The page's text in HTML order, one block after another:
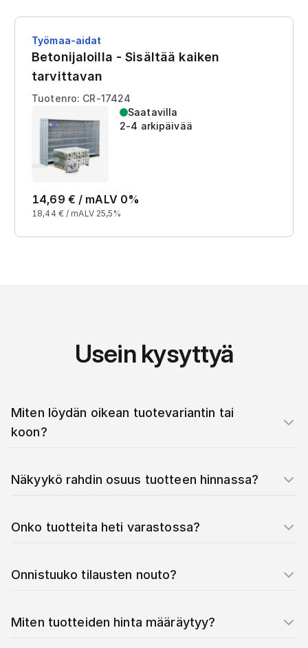
Työmaa-aidat
Betonijaloilla - Sisältää kaiken
tarvittavan
Tuotenro: CR-17424
Saatavilla
2-4 arkipäivää
14,69 € / mALV 0%
18,44 € / mALV 25,5%
Usein kysyttyä
Miten löydän oikean tuotevariantin tai
koon?
Näkyykö rahdin osuus tuotteen hinnassa?
Onko tuotteita heti varastossa?
Onnistuuko tilausten nouto?
Miten tuotteiden hinta määräytyy?